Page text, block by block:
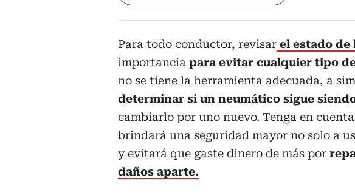
Para todo conductor, revisar el estado de
importancia para evitar cualquier tipo
no se tiene la herramienta adecuada, a
determinar si un neumático sigue
cambiarlo por uno nuevo. Tenga en
brindará una seguridad mayor no solo a
y evitará que gaste dinero de más por
daños aparte.